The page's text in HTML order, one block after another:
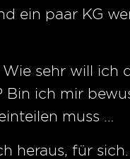
ein paar KG
sehr will ich
Bin ich mir
muss …
heraus, für sich.